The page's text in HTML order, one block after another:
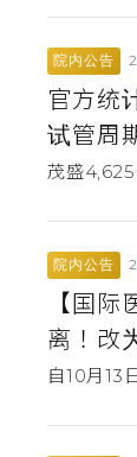
院内公告
官方统
试管周
茂盛4,625
院内公告
【国
离！改
自10月13